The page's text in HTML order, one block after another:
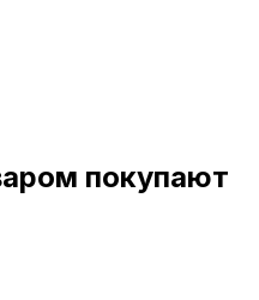
покупают